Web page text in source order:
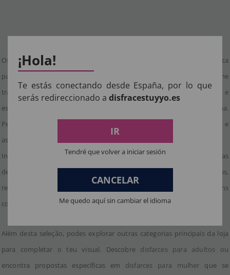
Os
disfarces de noivas da morte
são uma opção impactante e única
para festas de Halloween e celebrações temáticas. Esta categoria reúne
trajes que combinam a estética nupcial com elementos sinistros e
espectrais, criando uma mistura de elegância, mistério e drama.
Perfeitos para mulheres que procuram um disfarce memorável e
assustador com um toque romântico sombrio.
Inspirados em lendas de amor trágico, espectros femininos e histórias
de ultratumba, estes disfarces incorporam elementos como véus,
rendas rasgadas e detalhes simbólicos, proporcionando personagens
com presença visual forte e emotiva.
Além desta seleção, podes explorar outras categorias principais da loja
para completar o teu visual. Descobre disfarces para adultos ou
encontra propostas específicas em disfarces para mulher que se
¡Hola!
Te estás conectando desde España, por lo que
serás redireccionado a disfracestuyyo.es
IR
Tendré que volver a iniciar sesión
CANCELAR
Me quedo aquí sin cambiar el idioma